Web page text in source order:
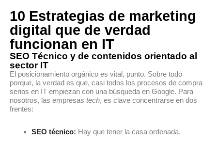
10 Estrategias de marketing
digital que de verdad
funcionan en IT
SEO Técnico y de contenidos orientado al
sector IT
El posicionamiento orgánico es vital, punto. Sobre todo
porque, la verdad es que, casi todos los procesos de compra
serios en IT empiezan con una búsqueda en Google. Para
nosotros, las empresas tech, es clave concentrarse en dos
frentes:
SEO técnico: Hay que tener la casa ordenada.